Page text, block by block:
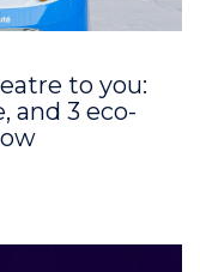
to you:
and 3 eco-